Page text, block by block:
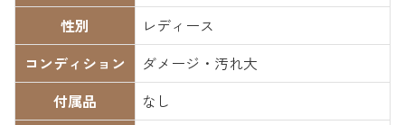
性別
レディース
コンディション
ダメージ・汚れ大
付属品
なし